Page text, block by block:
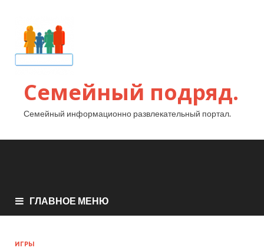
Семейный подряд.
Семейный информационно развлекательный портал.
ГЛАВНОЕ МЕНЮ
ИГРЫ